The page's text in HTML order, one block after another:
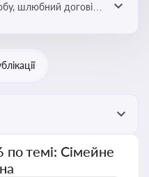
шлюбний договір,
виховання дитини,
темі: Сімейне